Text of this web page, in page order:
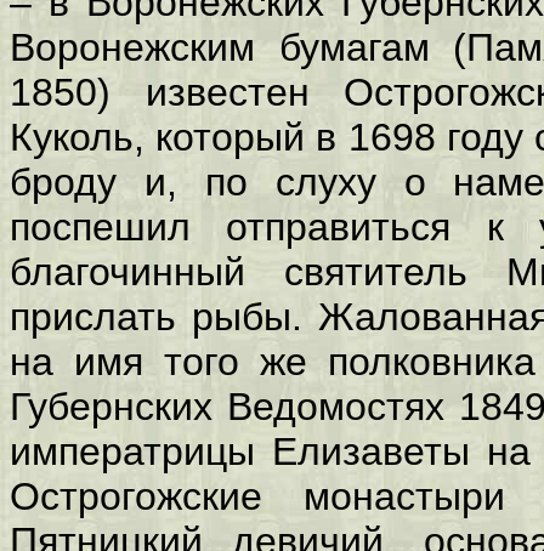
Воронежским бумагам
1850) известен
Куколь, который в 1698
броду и, по слуху о
поспешил отправиться
благочинный святитель
прислать рыбы.
на имя того же
Губернских Ведомостях
императрицы Елизаветы
Острогожские
Пятницкий девичий,